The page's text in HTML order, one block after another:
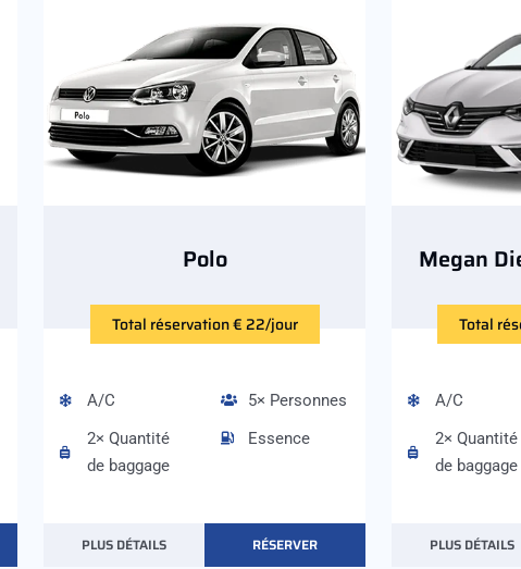
Polo
Total réservation € 22/jour
A/C
2× Quantité
de baggage
5× Personnes
Essence
PLUS DÉTAILS RÉSERVER
Megan
Total
A/C
2× Quantité
de baggage
PLUS DÉTAILS